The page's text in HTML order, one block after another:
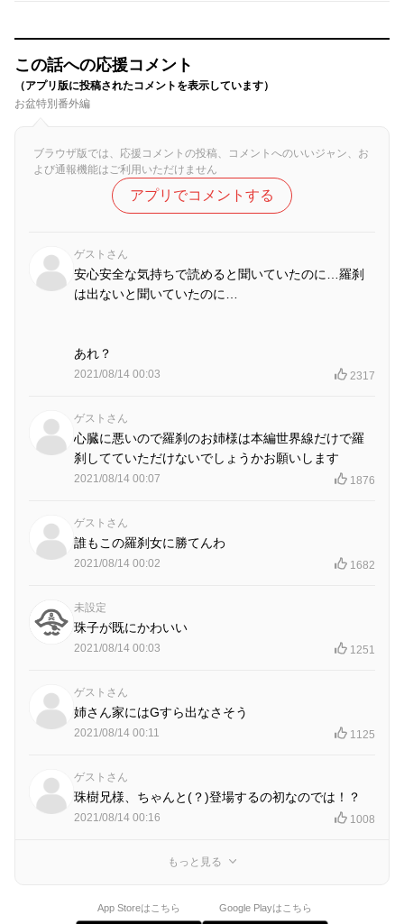
この話への応援コメント
（アプリ版に投稿されたコメントを表示しています）
お盆特別番外編
ブラウザ版では、応援コメントの投稿、コメントへのいいジャン、お
よび通報機能はご利用いただけません
アプリでコメントする
ゲストさん
安心安全な気持ちで読めると聞いていたのに…羅刹
は出ないと聞いていたのに…
あれ？
2021/08/14 00:03 2317
ゲストさん
心臓に悪いので羅刹のお姉様は本編世界線だけで羅
刹してていただけないでしょうかお願いします
2021/08/14 00:07 1876
ゲストさん
誰もこの羅刹女に勝てんわ
2021/08/14 00:02 1682
未設定
珠子が既にかわいい
2021/08/14 00:03 1251
ゲストさん
姉さん家にはGすら出なさそう
2021/08/14 00:11 1125
ゲストさん
珠樹兄様、ちゃんと(？)登場するの初なのでは！？
2021/08/14 00:16 1008
もっと見る
App Storeはこちら Google Playはこちら